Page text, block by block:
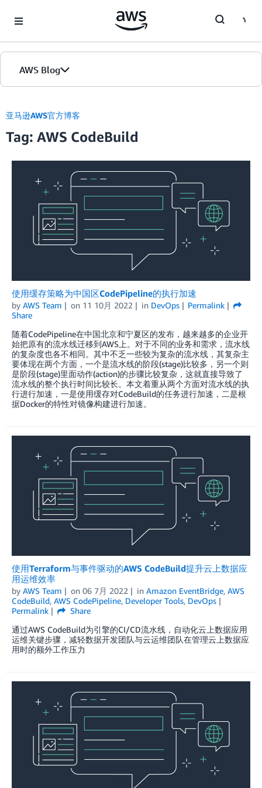
AWS Blog
首页
版本
亚马逊AWS官方博客
Tag: AWS CodeBuild
使用缓存策略为中国区CodePipeline的执行加速
by AWS Team on 11 10月 2022 in DevOps
Permalink
Share
随着CodePipeline在中国北京和宁夏区的发布，越来越多的企业开
始把原有的流水线迁移到AWS上。对于不同的业务和需求，流水线
的复杂度也各不相同。其中不乏一些较为复杂的流水线，其复杂主
要体现在两个方面，一个是流水线的阶段(stage)比较多，另一个则
是阶段(stage)里面动作(action)的步骤比较复杂，这就直接导致了
流水线的整个执行时间比较长。本文着重从两个方面对流水线的执
行进行加速，一是使用缓存对CodeBuild的任务进行加速，二是根
据Docker的特性对镜像构建进行加速。
使用Terraform与事件驱动的AWS CodeBuild提升云上数据应
用运维效率
by AWS Team on 06 7月 2022 in Amazon EventBridge, AWS
CodeBuild, AWS CodePipeline, Developer Tools, DevOps
Permalink
Share
通过AWS CodeBuild为引擎的CI/CD流水线，自动化云上数据应用
运维关键步骤，减轻数据开发团队与云运维团队在管理云上数据应
用时的额外工作压力